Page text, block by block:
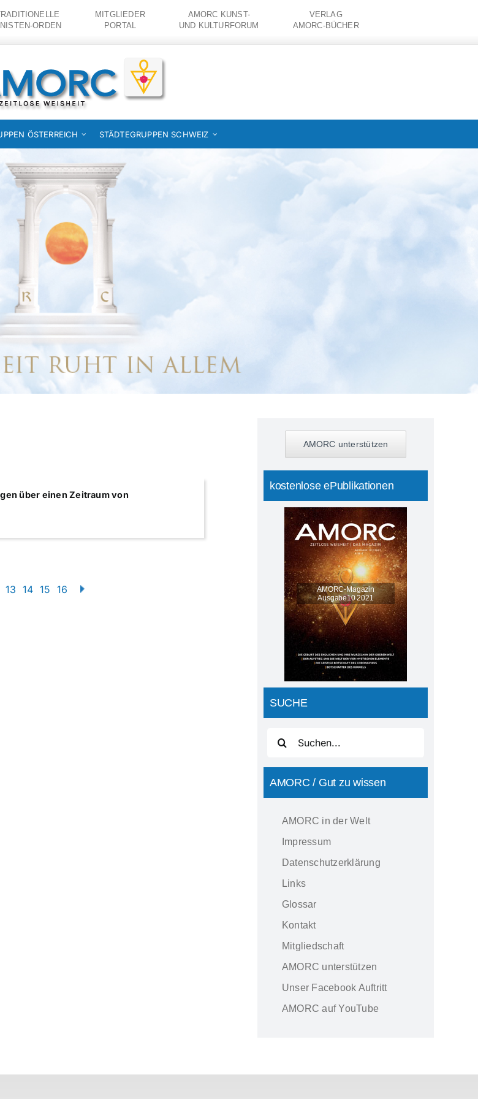
ORDEN
MITGLIEDER
PORTAL
AMORC KUNST-
UND KULTURFORUM
VERLAG
AMORC-BÜCHER
ÖSTERREICH STÄDTEGRUPPEN SCHWEIZ
über einen Zeitraum von
13 14 15 16
AMORC unterstützen
kostenlose ePublikationen
AMORC-Magazin
Ausgabe10 2021
SUCHE
nach:
AMORC / Gut zu wissen
AMORC in der Welt
Impressum
Datenschutzerklärung
Links
Glossar
Kontakt
Mitgliedschaft
AMORC unterstützen
Unser Facebook Auftritt
AMORC auf YouTube